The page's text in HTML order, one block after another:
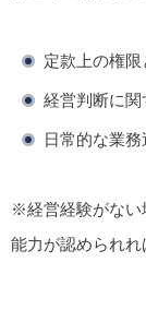
定款上の権
経営判断に
日常的な業
※経営経験がない
能力が認められれ